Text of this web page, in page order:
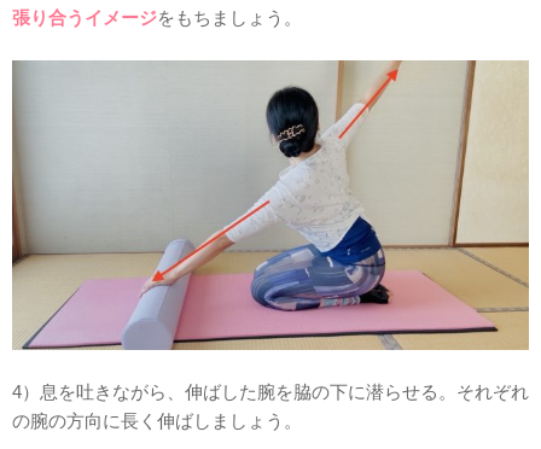
張り合うイメージをもちましょう。
4）息を吐きながら、伸ばした腕を脇の下に潜らせる。それぞれ
の腕の方向に長く伸ばしましょう。